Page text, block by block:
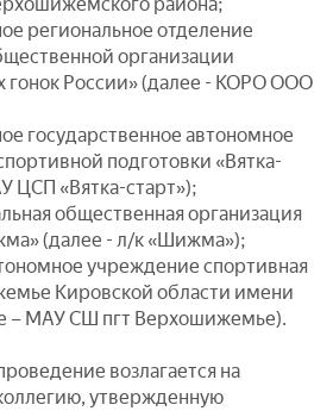
района;
региональное отделение
организации
России» (далее - КОРО ООО
государственное автономное
подготовки «Вятка-
ЦСП «Вятка-старт»);
общественная организация
(далее - л/к «Шижма»);
учреждение спортивная
Кировской области имени
– МАУ СШ пгт Верхошижемье).
возлагается на
утвержденную